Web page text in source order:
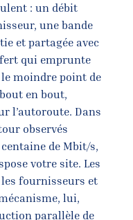
: un débit
une bande
et partagée avec
qui emprunte
moindre point de
en bout,
l’autoroute. Dans
observés
de Mbit/s,
votre site. Les
fournisseurs et
lui,
parallèle de